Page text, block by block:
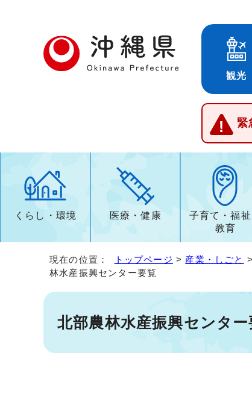
観光
緊
くらし・環境 医療・健康
子育て・福祉
教育
現在の位置： トップページ > 産業・しごと >
林水産振興センター要覧
北部農林水産振興センター